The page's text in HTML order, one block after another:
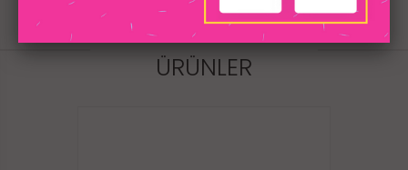
Kontrol: Manuel
Su geçirmezlik sınıfı: IPX7 - Su geçirmez
Şarj süresi: 60-90 dakika Pil ömrü: 120 dakika kullanım
İLGILI
ÜRÜNLER